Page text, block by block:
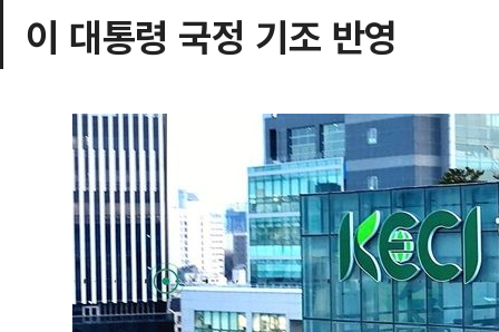
이 대통령 국정 기조 반영